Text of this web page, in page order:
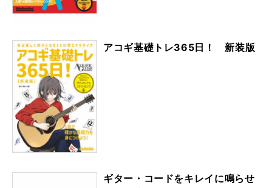
アコギ基礎トレ365日！ 新装版
ギター・コードをキレイに鳴らせ